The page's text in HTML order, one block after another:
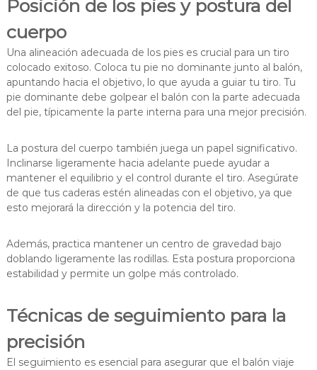
Posición de los pies y postura del
cuerpo
Una alineación adecuada de los pies es crucial para un tiro
colocado exitoso. Coloca tu pie no dominante junto al balón,
apuntando hacia el objetivo, lo que ayuda a guiar tu tiro. Tu
pie dominante debe golpear el balón con la parte adecuada
del pie, típicamente la parte interna para una mejor precisión.
La postura del cuerpo también juega un papel significativo.
Inclinarse ligeramente hacia adelante puede ayudar a
mantener el equilibrio y el control durante el tiro. Asegúrate
de que tus caderas estén alineadas con el objetivo, ya que
esto mejorará la dirección y la potencia del tiro.
Además, practica mantener un centro de gravedad bajo
doblando ligeramente las rodillas. Esta postura proporciona
estabilidad y permite un golpe más controlado.
Técnicas de seguimiento para la
precisión
El seguimiento es esencial para asegurar que el balón viaje